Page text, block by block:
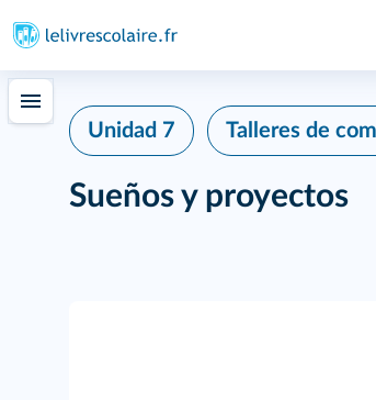
Unidad 7 Talleres de
Sueños y proyectos